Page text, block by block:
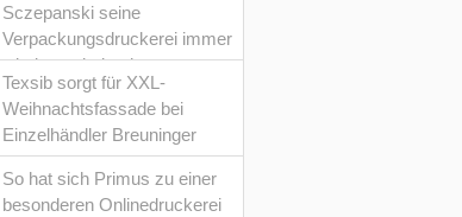
Sczepanski seine
Verpackungsdruckerei immer
wieder optimiert hat
Texsib sorgt für XXL-
Weihnachtsfassade bei
Einzelhändler Breuninger
So hat sich Primus zu einer
besonderen Onlinedruckerei